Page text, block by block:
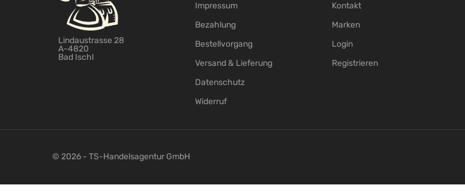
Lindaustrasse 28
A-4820
Bad Ischl
Impressum
Bezahlung
Bestellvorgang
Versand & Lieferung
Datenschutz
Widerruf
Kontakt
Marken
Login
Registrieren
© 2026 - TS-Handelsagentur GmbH